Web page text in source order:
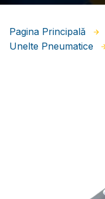
Pagina Principală
Unelte Pneumatice